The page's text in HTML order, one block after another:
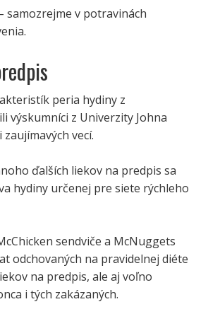
samozrejme v potravinách
peria hydiny z
výskumníci z Univerzity Johna
vecí.
ďalších liekov na predpis sa
hydiny určenej pre siete rýchleho
sendviče a McNuggets
odchovaných na pravidelnej diéte
na predpis, ale aj voľno
i tých zakázaných.